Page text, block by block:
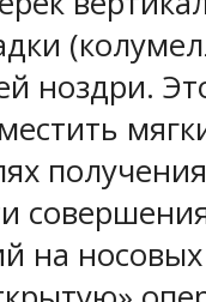
ноздри.
получения
на носовых